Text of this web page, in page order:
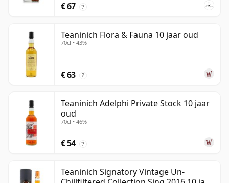
€ 67 ?
Teaninich Flora & Fauna 10 jaar oud
70cl • 43%
€ 63 ?
Teaninich Adelphi Private Stock 10 jaar
oud
70cl • 46%
€ 54 ?
Teaninich Signatory Vintage Un-